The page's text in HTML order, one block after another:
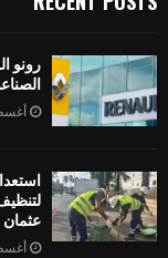
رونو
أغسطس
أغسطس